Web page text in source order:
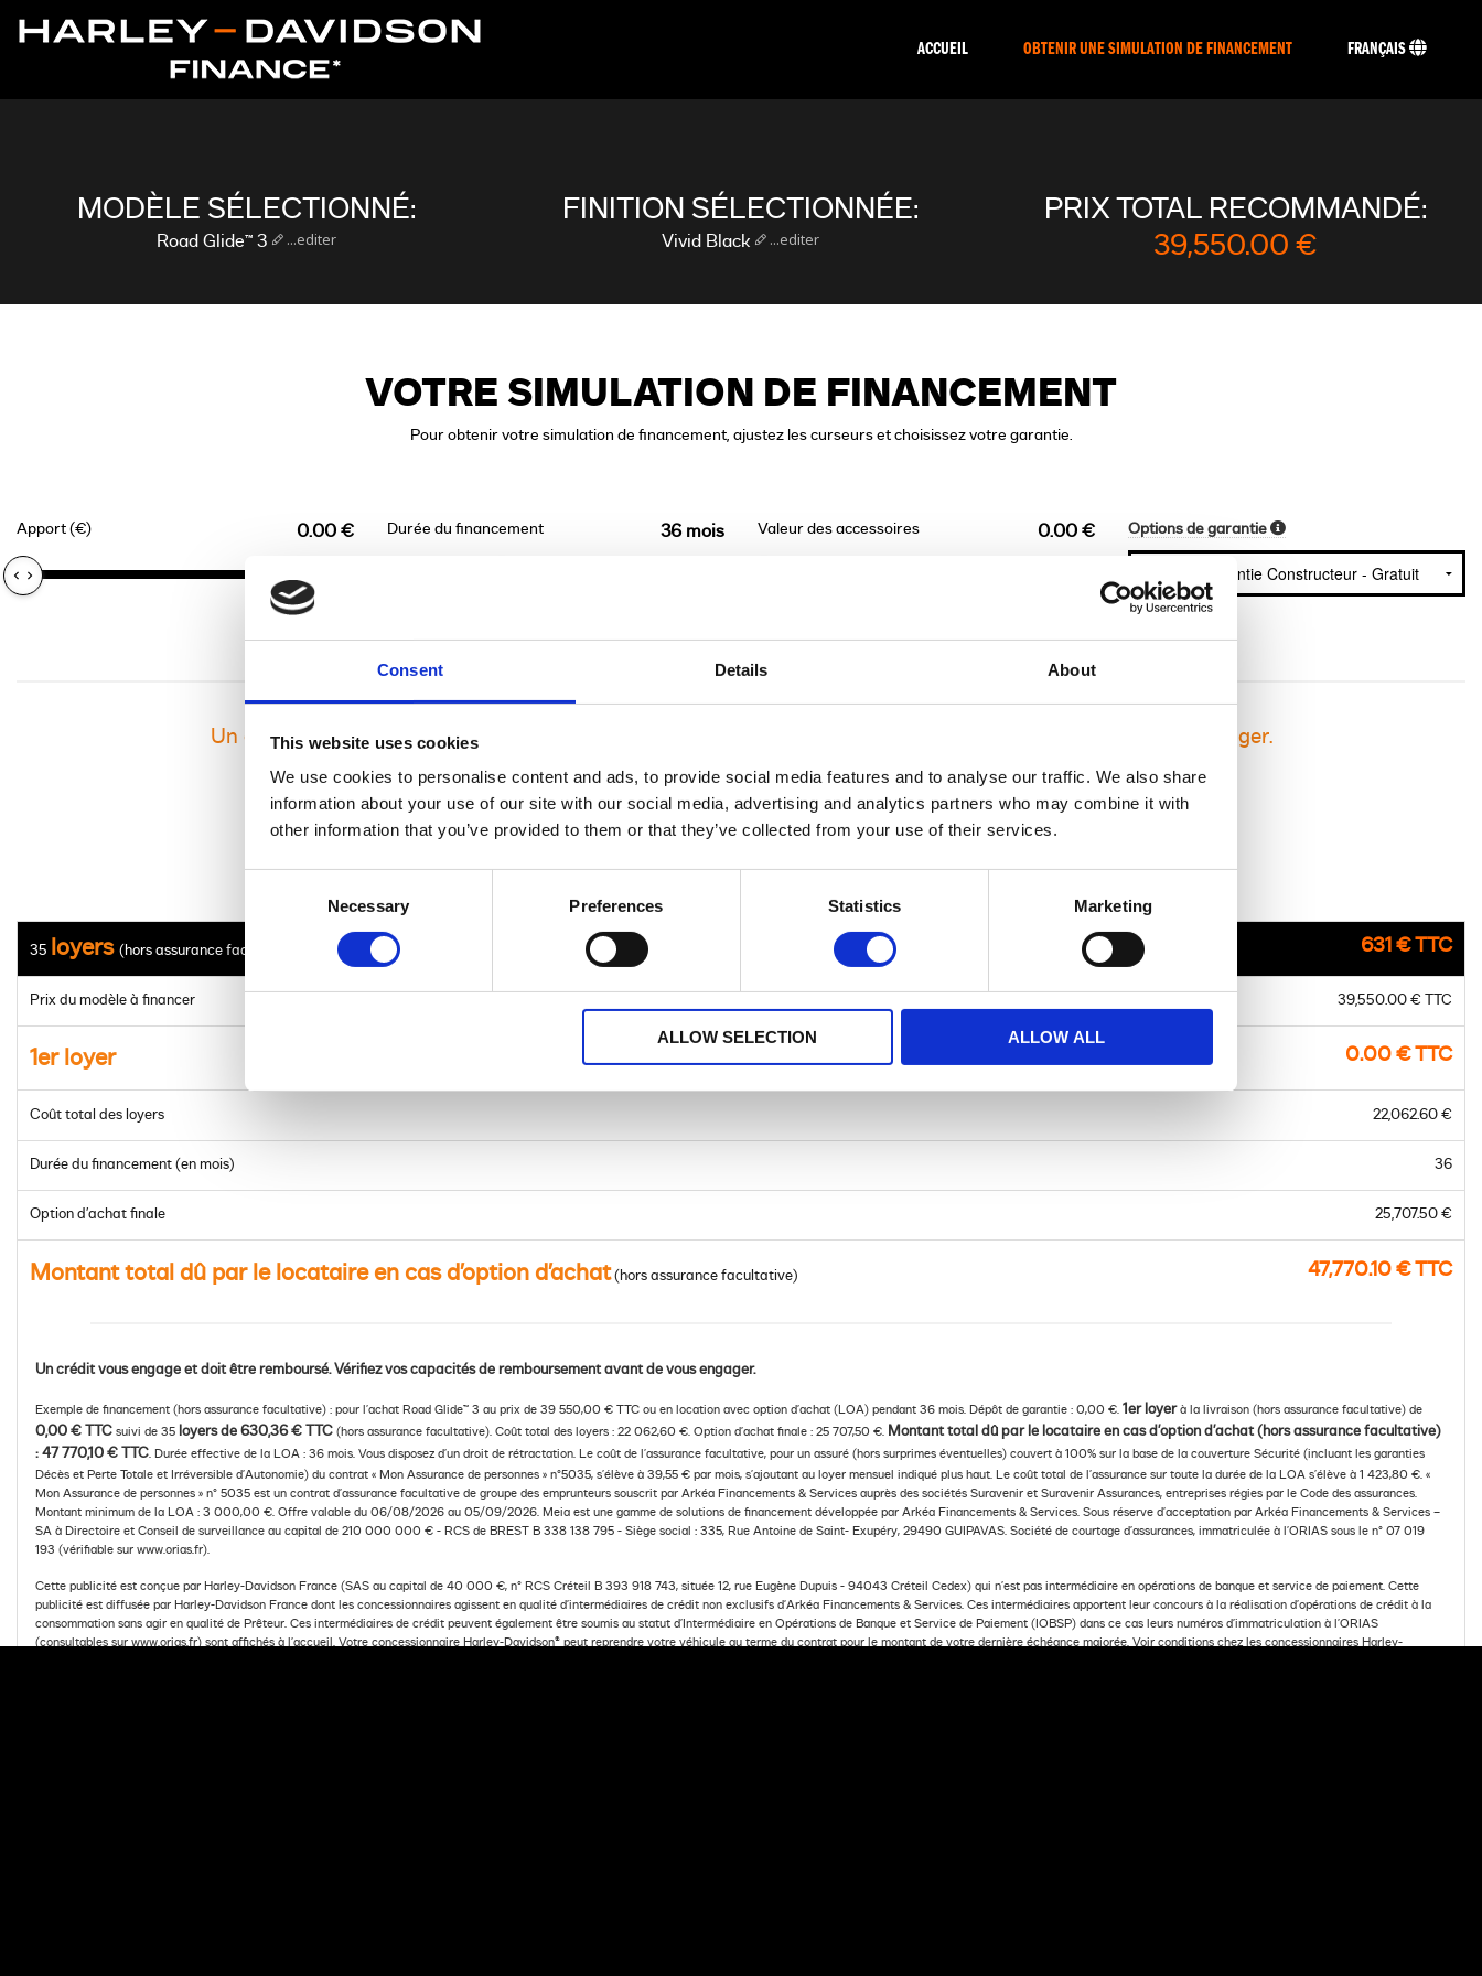
Consent Details About
This website uses cookies
We use cookies to personalise content and ads, to provide social media features and to analyse our traffic. We also share
information about your use of our site with our social media, advertising and analytics partners who may combine it with
other information that you’ve provided to them or that they’ve collected from your use of their services.
Necessary Preferences Statistics Marketing
ALLOW SELECTION ALLOW ALL
ACCUEIL OBTENIR UNE SIMULATION DE FINANCEMENT FRANÇAIS
MODÈLE SÉLECTIONNÉ:
Road Glide™ 3 ...editer
FINITION SÉLECTIONNÉE:
Vivid Black ...editer
PRIX TOTAL RECOMMANDÉ:
39,550.00 €
VOTRE SIMULATION DE FINANCEMENT
Pour obtenir votre simulation de financement, ajustez les curseurs et choisissez votre garantie.
Apport (€) 0.00 € Durée du financement 36 mois Valeur des accessoires 0.00 € Options de garantie
Un crédit vous engage et doit être remboursé. Vérifiez vos capacités de remboursement avant de vous engager.
35 loyers(hors assurance facultative) 631 € TTC
Prix du modèle à financer 39,550.00 € TTC
1er loyer 0.00 € TTC
Coût total des loyers 22,062.60 €
Durée du financement (en mois) 36
Option d’achat finale 25,707.50 €
Montant total dû par le locataire en cas d’option d’achat(hors assurance facultative) 47,770.10 € TTC
Un crédit vous engage et doit être remboursé. Vérifiez vos capacités de remboursement avant de vous engager.
Exemple de financement (hors assurance facultative) : pour l’achat Road Glide™ 3 au prix de 39 550,00 € TTC ou en location avec option d’achat (LOA) pendant 36 mois. Dépôt de garantie : 0,00 €. 1er loyerà la livraison (hors assurance facultative) de
0,00 € TTC suivi de 35 loyers de 630,36 € TTC (hors assurance facultative). Coût total des loyers : 22 062,60 €. Option d’achat finale : 25 707,50 €.
Montant total dû par le locataire en cas d’option d’achat (hors assurance facultative)
: 47 770,10 € TTC . Durée effective de la LOA : 36 mois. Vous disposez d’un droit de rétractation. Le coût de l’assurance facultative, pour un assuré (hors surprimes éventuelles) couvert à 100% sur la base de la couverture Sécurité (incluant les garanties
Décès et Perte Totale et Irréversible d’Autonomie) du contrat « Mon Assurance de personnes » n°5035, s’élève à 39,55 € par mois, s’ajoutant au loyer mensuel indiqué plus haut. Le coût total de l’assurance sur toute la durée de la LOA s’élève à 1 423,80 €. «
Mon Assurance de personnes » n° 5035 est un contrat d’assurance facultative de groupe des emprunteurs souscrit par Arkéa Financements & Services auprès des sociétés Suravenir et Suravenir Assurances, entreprises régies par le Code des assurances.
Montant minimum de la LOA : 3 000,00 €. Offre valable du 06/08/2026 au 05/09/2026. Meia est une gamme de solutions de financement développée par Arkéa Financements & Services. Sous réserve d’acceptation par Arkéa Financements & Services –
SA à Directoire et Conseil de surveillance au capital de 210 000 000 € - RCS de BREST B 338 138 795 - Siège social : 335, Rue Antoine de Saint- Exupéry, 29490 GUIPAVAS. Société de courtage d’assurances, immatriculée à l’ORIAS sous le n° 07 019
193 (vérifiable sur www.orias.fr).
Cette publicité est conçue par Harley-Davidson France (SAS au capital de 40 000 €, n° RCS Créteil B 393 918 743, située 12, rue Eugène Dupuis - 94043 Créteil Cedex) qui n’est pas intermédiaire en opérations de banque et service de paiement. Cette
publicité est diffusée par Harley-Davidson France dont les concessionnaires agissent en qualité d’intermédiaires de crédit non exclusifs d'Arkéa Financements & Services. Ces intermédiaires apportent leur concours à la réalisation d’opérations de crédit à la
consommation sans agir en qualité de Prêteur. Ces intermédiaires de crédit peuvent également être soumis au statut d’Intermédiaire en Opérations de Banque et Service de Paiement (IOBSP) dans ce cas leurs numéros d’immatriculation à l’ORIAS
(consultables sur www.orias.fr) sont affichés à l’accueil. Votre concessionnaire Harley-Davidson® peut reprendre votre véhicule au terme du contrat pour le montant de votre dernière échéance majorée. Voir conditions chez les concessionnaires Harley-